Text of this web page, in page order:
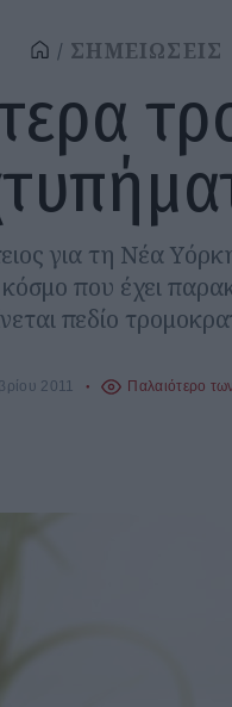
ΣΗΜΕΙΩΣΕΙΣ
για τη Νέα
που έχει
πεδίο
2011 Παλαιότερο